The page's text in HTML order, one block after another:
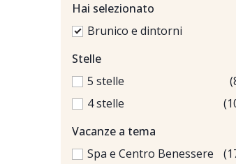
Hai selezionato
Brunico e dintorni
Stelle
5 stelle
4 stelle
Vacanze a tema
Spa e Centro Benessere